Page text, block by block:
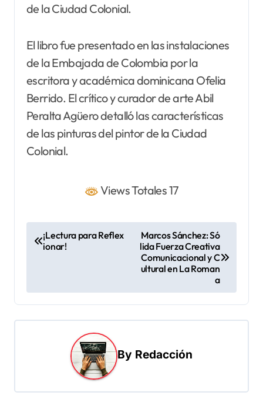
de la Ciudad Colonial.
El libro fue presentado en las instalaciones
de la Embajada de Colombia por la
escritora y académica dominicana Ofelia
Berrido. El crítico y curador de arte Abil
Peralta Agüero detalló las características
de las pinturas del pintor de la Ciudad
Colonial.
Views Totales 17
e
g
¡Lectura para Reflex
ionar!
Marcos Sánchez: Só
lida Fuerza Creativa
Comunicacional y C
ultural en La Roman
a
By Redacción